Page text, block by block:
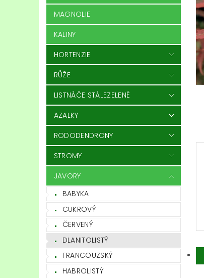
MAGNOLIE
KALINY
HORTENZIE
RŮŽE
LISTNÁČE STÁLEZELENÉ
AZALKY
RODODENDRONY
STROMY
JAVORY
BABYKA
CUKROVÝ
ČERVENÝ
DLANITOLISTÝ
FRANCOUZSKÝ
HABROLISTÝ